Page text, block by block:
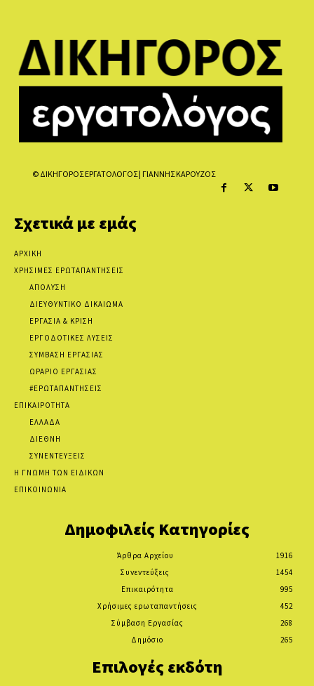
© ΔΙΚΗΓΟΡΟΣ ΕΡΓΑΤΟΛΟΓΟΣ | ΓΙΑΝΝΗΣ ΚΑΡΟΥΖΟΣ
Σχετικά με εμάς
ΑΡΧΙΚΗ
ΧΡΗΣΙΜΕΣ ΕΡΩΤΑΠΑΝΤΗΣΕΙΣ
ΑΠΟΛΥΣΗ
ΔΙΕΥΘΥΝΤΙΚΟ ΔΙΚΑΙΩΜΑ
ΕΡΓΑΣΙΑ & ΚΡΙΣΗ
ΕΡΓΟΔΟΤΙΚΕΣ ΛΥΣΕΙΣ
ΣΥΜΒΑΣΗ ΕΡΓΑΣΙΑΣ
ΩΡΑΡΙΟ ΕΡΓΑΣΙΑΣ
#ΕΡΩΤΑΠΑΝΤΗΣΕΙΣ
ΕΠΙΚΑΙΡΟΤΗΤΑ
ΕΛΛΑΔΑ
ΔΙΕΘΝΗ
ΣΥΝΕΝΤΕΥΞΕΙΣ
Η ΓΝΩΜΗ ΤΩΝ ΕΙΔΙΚΩΝ
ΕΠΙΚΟΙΝΩΝΙΑ
Δημοφιλείς Κατηγορίες
Άρθρα Αρχείου
1916
Συνεντεύξεις
1454
Επικαιρότητα
995
Χρήσιμες ερωταπαντήσεις
452
Σύμβαση Εργασίας
268
Δημόσιο
265
Επιλογές εκδότη